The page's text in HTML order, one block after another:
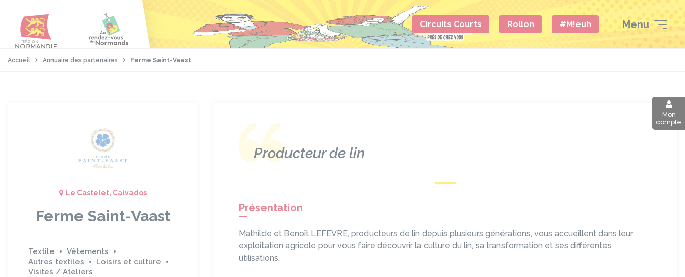
contenu
principal
page
Circuits Courts Rollon #M!euh Menu
Mon
compte
Accueil Annuaire des partenaires Ferme Saint-Vaast
Le Castelet, Calvados
Ferme Saint-Vaast
Textile
Vêtements
Autres textiles
Loisirs et culture
Visites / Ateliers
Producteur de lin
Présentation
Mathilde et Benoît LEFEVRE, producteurs de lin depuis plusieurs générations, vous accueillent dans leur
exploitation agricole pour vous faire découvrir la culture du lin, sa transformation et ses différentes
utilisations.